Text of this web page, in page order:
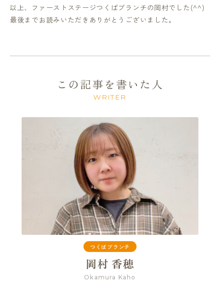
以上、ファーストステージつくばブランチの岡村でした(^^)
最後までお読みいただきありがとうございました。
この記事を書いた人
WRITER
つくばブランチ
岡村 香穂
Okamura Kaho